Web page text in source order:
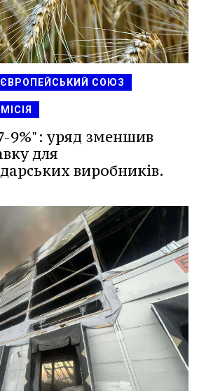
ЄВРОПЕЙСЬКИЙ СОЮЗ
9%": уряд зменшив
для
виробників.